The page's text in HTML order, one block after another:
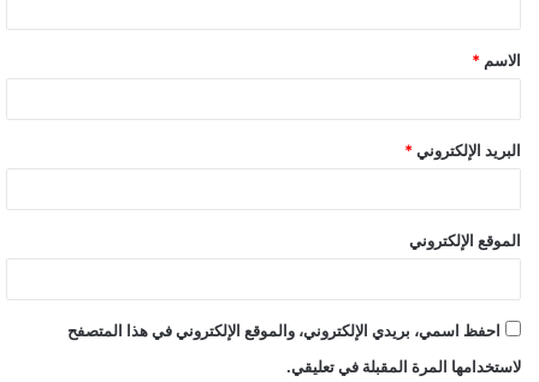
الاسم *
البريد الإلكتروني *
الموقع الإلكتروني
احفظ اسمي، بريدي الإلكتروني، والموقع الإلكتروني في هذا المتصفح
لاستخدامها المرة المقبلة في تعليقي.